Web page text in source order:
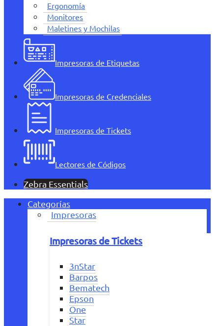
Ergonomía
Monitores
Maletines y Mochilas
Impresoras de Etiquetas
Impresoras de Credenciales
Impresoras de Tickets
Lectores de Códigos
Zebra Essentials
Categorías
Impresoras
Impresoras de Tickets
3nStar
Barpos
Bematech
Epson
One
Star